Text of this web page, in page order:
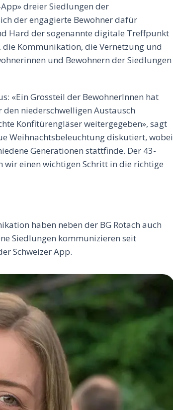
dreier Siedlungen der
der engagierte Bewohner dafür
Hard der sogenannte digitale Treffpunkt
Kommunikation, die Vernetzung und
und Bewohnern der Siedlungen
«Ein Grossteil der BewohnerInnen hat
niederschwelligen Austausch
Konfitürengläser weitergegeben», sagt
Weihnachtsbeleuchtung diskutiert, wobei
Generationen stattfinde. Der 43-
wir einen wichtigen Schritt in die richtige
haben neben der BG Rotach auch
Siedlungen kommunizieren seit
Schweizer App.